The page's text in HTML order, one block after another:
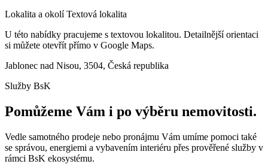
Lokalita a okolí Textová lokalita
U této nabídky pracujeme s textovou lokalitou. Detailnější orientaci
si můžete otevřít přímo v Google Maps.
Jablonec nad Nisou, 3504, Česká republika
Služby BsK
Pomůžeme Vám i po výběru nemovitosti.
Vedle samotného prodeje nebo pronájmu Vám umíme pomoci také
se správou, energiemi a vybavením interiéru přes prověřené služby v
rámci BsK ekosystému.